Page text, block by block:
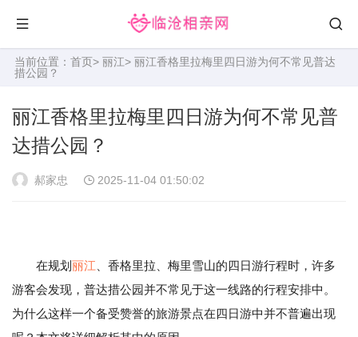
当前位置： 首页> 丽江> 丽江香格里拉梅里四日游为何不常见普达
措公园？
丽江香格里拉梅里四日游为何不常见普
达措公园？
郝家忠 2025-11-04 01:50:02
在规划丽江 、香格里拉、梅里雪山的四日游行程时，许多
游客会发现，普达措公园并不常见于这一线路的行程安排中。
为什么这样一个备受赞誉的旅游景点在四日游中并不普遍出现